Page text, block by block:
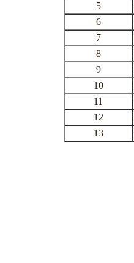
5
6
7
8
9
10
11
12
13